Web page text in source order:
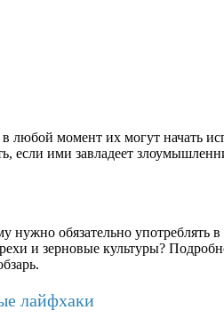
момент их могут начать
если ими завладеет
обязательно употреблять
и зерновые культуры?
лайфхаки